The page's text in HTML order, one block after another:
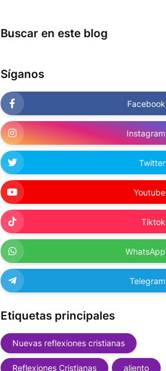
Buscar en este blog
Síganos
Facebook
Instagram
Twitter
Youtube
Tiktok
WhatsApp
Telegram
Etiquetas principales
Nuevas reflexiones cristianas
Reflexiones Cristianas aliento